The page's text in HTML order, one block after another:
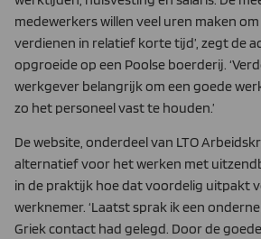
medewerkers willen veel uren maken
verdienen in relatief korte tijd’, zegt de
opgroeide op een Poolse boerderij.
werkgever belangrijk om een goede
zo het personeel vast te houden.’
De website, onderdeel van LTO
alternatief voor het werken met
in de praktijk hoe dat voordelig uitpakt
werknemer. ‘Laatst sprak ik een
Griek contact had gelegd. Door de